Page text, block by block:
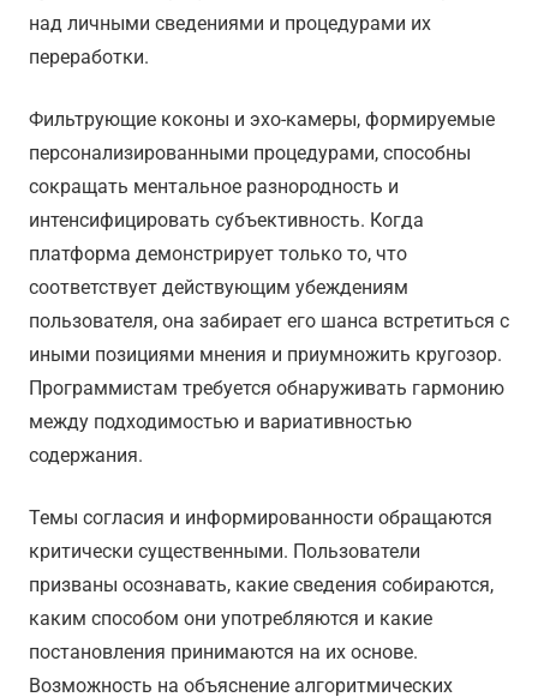
над личными сведениями и процедурами их
переработки.
Фильтрующие коконы и эхо-камеры, формируемые
персонализированными процедурами, способны
сокращать ментальное разнородность и
интенсифицировать субъективность. Когда
платформа демонстрирует только то, что
соответствует действующим убеждениям
пользователя, она забирает его шанса встретиться с
иными позициями мнения и приумножить кругозор.
Программистам требуется обнаруживать гармонию
между подходимостью и вариативностью
содержания.
Темы согласия и информированности обращаются
критически существенными. Пользователи
призваны осознавать, какие сведения собираются,
каким способом они употребляются и какие
постановления принимаются на их основе.
Возможность на объяснение алгоритмических